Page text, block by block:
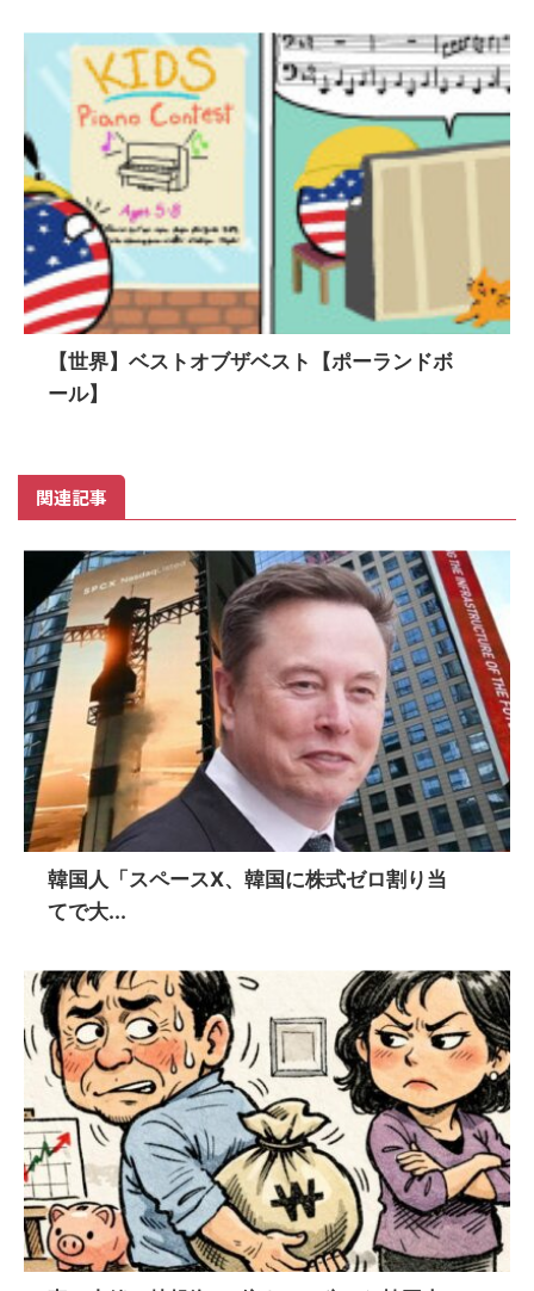
【世界】ベストオブザベスト【ポーランドボ
ール】
関連記事
韓国人「スペースX、韓国に株式ゼロ割り当
てで大...